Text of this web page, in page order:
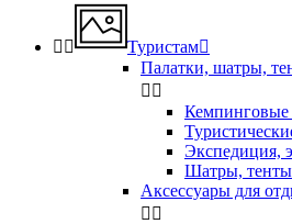
  Туристам
Палатки, шатры,
 
Кемпинговые
Экспедиция,
Шатры, тенты
Аксессуары для
 